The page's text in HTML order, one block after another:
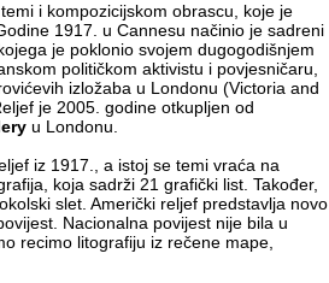
i kompozicijskom obrascu, koje je
1917. u Cannesu načinio je sadreni
je poklonio svojem dugogodišnjem
političkom aktivistu i povjesničaru,
izložaba u Londonu (Victoria and
je 2005. godine otkupljen od
u Londonu.
iz 1917., a istoj se temi vraća na
koja sadrži 21 grafički list. Također,
slet. Američki reljef predstavlja novo
Nacionalna povijest nije bila u
recimo litografiju iz rečene mape,